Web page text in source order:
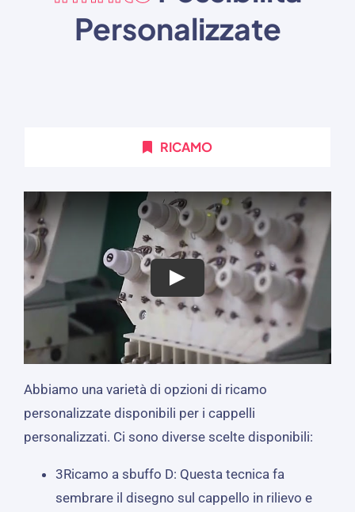
Personalizzate
RICAMO
Abbiamo una varietà di opzioni di ricamo
personalizzate disponibili per i cappelli
personalizzati. Ci sono diverse scelte disponibili:
3Ricamo a sbuffo D: Questa tecnica fa
sembrare il disegno sul cappello in rilievo e